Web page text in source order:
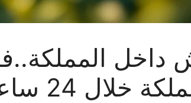
داخل
– أين ما كنت نوصلك